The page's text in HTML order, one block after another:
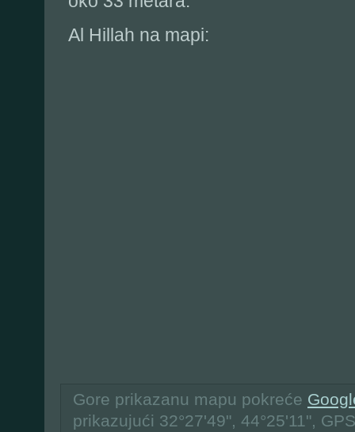
Al Hillah na mapi:
Gore prikazanu mapu pokreće
prikazujući 32°27'49", 44°25'11",